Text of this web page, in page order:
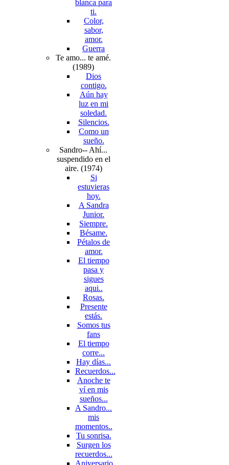
blanca para
ti.
Color,
sabor,
amor.
Guerra
Te amo... te amé.
(1989)
Dios
contigo.
Aún hay
luz en mi
soledad.
Silencios.
Como un
sueño.
Sandro-- Ahí...
suspendido en el
aire. (1974)
Si
estuvieras
hoy.
A Sandra
Junior.
Siempre.
Bésame.
Pétalos de
amor.
El tiempo
pasa y
sigues
aqui..
Rosas.
Presente
estás.
Somos tus
fans
El tiempo
corre...
Hay días...
Recuerdos...
Anoche te
ví en mis
sueños...
A Sandro...
mis
momentos..
Tu sonrisa.
Surgen los
recuerdos...
Aniversario